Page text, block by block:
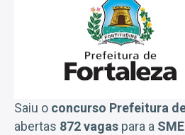
Saiu o concurso Prefeitura
abertas 872 vagas para a SME